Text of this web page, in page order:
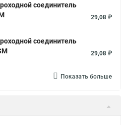
соединитель
29,08 ₽
соединитель
29,08 ₽
Показать больше